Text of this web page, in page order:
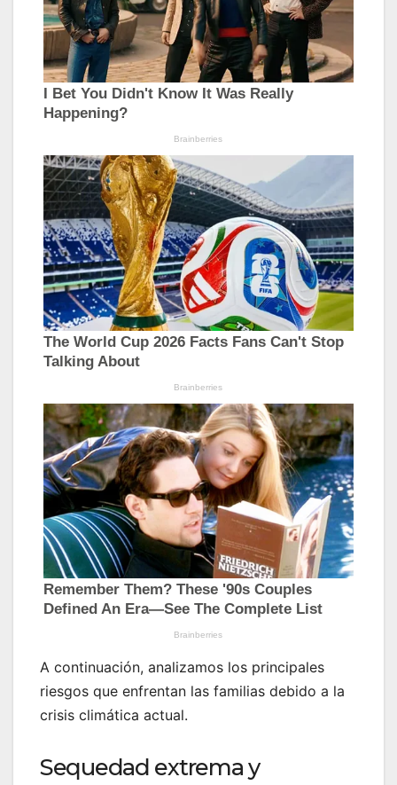
A continuación, analizamos los principales
riesgos que enfrentan las familias debido a la
crisis climática actual.
Sequedad extrema y